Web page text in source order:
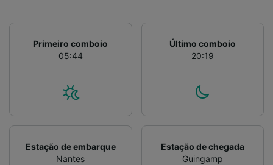
Primeiro comboio
05:44
Último comboio
20:19
Estação de embarque
Nantes
Estação de chegada
Guingamp